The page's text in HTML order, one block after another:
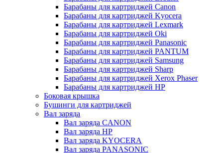
Барабаны для картриджей Canon
Барабаны для картриджей Kyocera
Барабаны для картриджей Lexmark
Барабаны для картриджей Oki
Барабаны для картриджей Panasonic
Барабаны для картриджей PANTUM
Барабаны для картриджей Samsung
Барабаны для картриджей Sharp
Барабаны для картриджей Xerox Phaser
Барабаны для картриджей НР
Боковая крышка
Бушинги для картриджей
Вал заряда
Вал заряда CANON
Вал заряда HP
Вал заряда KYOCERA
Вал заряда PANASONIC